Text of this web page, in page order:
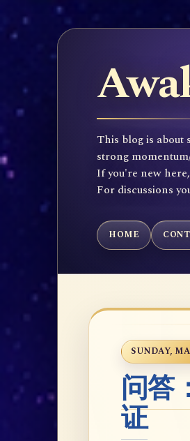
This blog is about
strong
If you're new
For discussions
HOME
SUNDAY,
问答
证